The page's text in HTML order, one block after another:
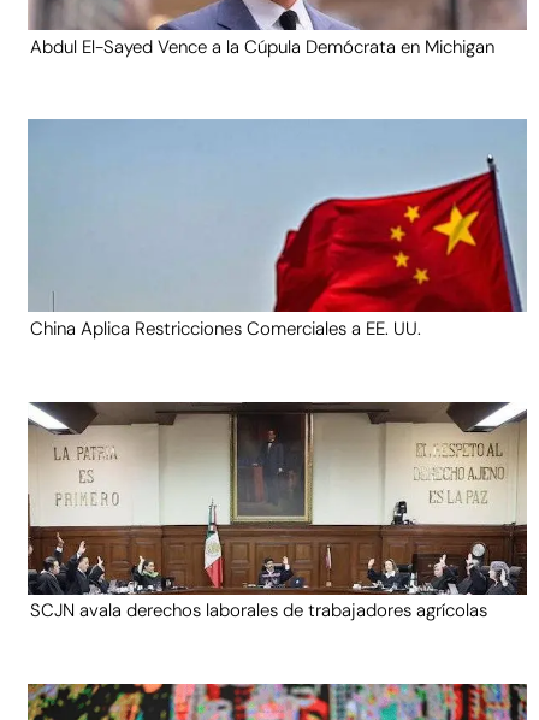
Abdul El-Sayed Vence a la Cúpula Demócrata en Michigan
China Aplica Restricciones Comerciales a EE. UU.
SCJN avala derechos laborales de trabajadores agrícolas